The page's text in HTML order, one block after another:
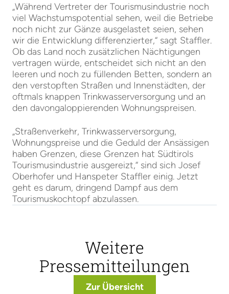
„Während Vertreter der Tourismusindustrie noch
viel Wachstumspotential sehen, weil die Betriebe
noch nicht zur Gänze ausgelastet seien, sehen
wir die Entwicklung differenzierter,“ sagt Staffler.
Ob das Land noch zusätzlichen Nächtigungen
vertragen würde, entscheidet sich nicht an den
leeren und noch zu füllenden Betten, sondern an
den verstopften Straßen und Innenstädten, der
oftmals knappen Trinkwasserversorgung und an
den davongaloppierenden Wohnungspreisen.
„Straßenverkehr, Trinkwasserversorgung,
Wohnungspreise und die Geduld der Ansässigen
haben Grenzen, diese Grenzen hat Südtirols
Tourismusindustrie ausgereizt,“ sind sich Josef
Oberhofer und Hanspeter Staffler einig. Jetzt
geht es darum, dringend Dampf aus dem
Tourismuskochtopf abzulassen.
Weitere
Pressemitteilungen
Zur Übersicht